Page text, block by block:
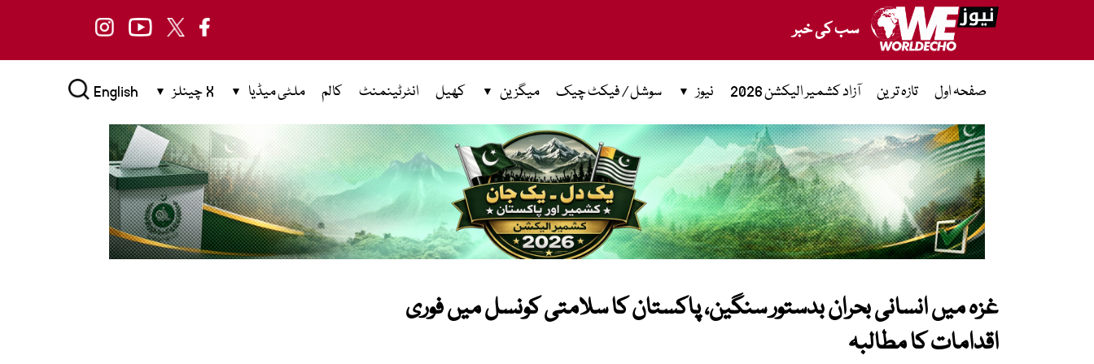
سب کی خبر
صفحہ اول تازہ ترین آزاد کشمیر الیکشن 2026 نیوز سوشل / فیکٹ چیک میگزین کھیل انٹرٹینمنٹ کالم ملٹی میڈیا X چینلز English
غزہ میں انسانی بحران بدستور سنگین، پاکستان کا سلامتی کونسل میں فوری
اقدامات کا مطالبہ